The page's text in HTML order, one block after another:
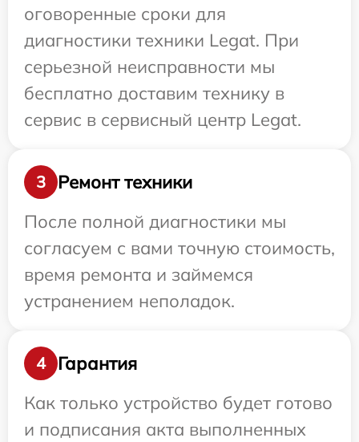
оговоренные сроки для
диагностики техники Legat. При
серьезной неисправности мы
бесплатно доставим технику в
сервис в сервисный центр Legat.
3
Ремонт техники
После полной диагностики мы
согласуем с вами точную стоимость,
время ремонта и займемся
устранением неполадок.
4
Гарантия
Как только устройство будет готово
и подписания акта выполненных